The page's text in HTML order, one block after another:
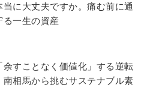
に大丈夫ですか。痛む前に通
る一生の資産
すことなく価値化」する逆転
相馬から挑むサステナブル素